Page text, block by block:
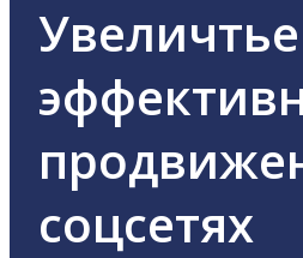
Увеличтье
соцсетях